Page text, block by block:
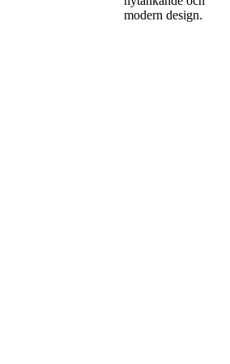
modern design.